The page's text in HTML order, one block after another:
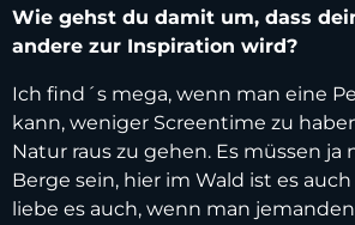
Wie gehst du damit um, dass
andere zur Inspiration wird?
Ich find´s mega, wenn man eine
kann, weniger Screentime zu
Natur raus zu gehen. Es müssen
Berge sein, hier im Wald ist es
liebe es auch, wenn man